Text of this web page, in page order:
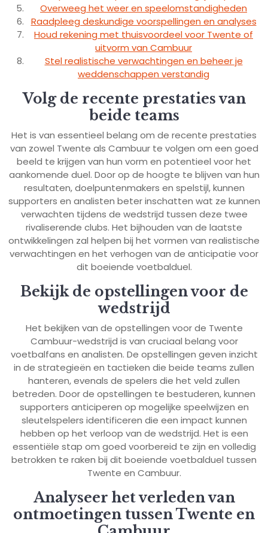
Overweeg het weer en speelomstandigheden
Raadpleeg deskundige voorspellingen en analyses
Houd rekening met thuisvoordeel voor Twente of
uitvorm van Cambuur
Stel realistische verwachtingen en beheer je
weddenschappen verstandig
Volg de recente prestaties van
beide teams
Het is van essentieel belang om de recente prestaties
van zowel Twente als Cambuur te volgen om een goed
beeld te krijgen van hun vorm en potentieel voor het
aankomende duel. Door op de hoogte te blijven van hun
resultaten, doelpuntenmakers en spelstijl, kunnen
supporters en analisten beter inschatten wat ze kunnen
verwachten tijdens de wedstrijd tussen deze twee
rivaliserende clubs. Het bijhouden van de laatste
ontwikkelingen zal helpen bij het vormen van realistische
verwachtingen en het verhogen van de anticipatie voor
dit boeiende voetbalduel.
Bekijk de opstellingen voor de
wedstrijd
Het bekijken van de opstellingen voor de Twente
Cambuur-wedstrijd is van cruciaal belang voor
voetbalfans en analisten. De opstellingen geven inzicht
in de strategieën en tactieken die beide teams zullen
hanteren, evenals de spelers die het veld zullen
betreden. Door de opstellingen te bestuderen, kunnen
supporters anticiperen op mogelijke speelwijzen en
sleutelspelers identificeren die een impact kunnen
hebben op het verloop van de wedstrijd. Het is een
essentiële stap om goed voorbereid te zijn en volledig
betrokken te raken bij dit boeiende voetbalduel tussen
Twente en Cambuur.
Analyseer het verleden van
ontmoetingen tussen Twente en